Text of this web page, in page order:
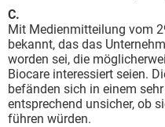
C.
Mit Medienmitteilung vom
bekannt, das das
worden sei, die
Biocare interessiert seien.
befänden sich in einem
entsprechend unsicher, ob
führen würden.